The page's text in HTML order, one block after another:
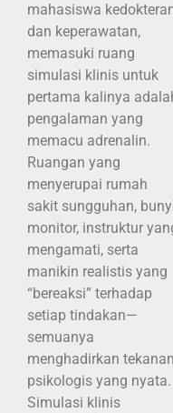
mahasiswa
dan keperawatan,
memasuki ruang
simulasi klinis untuk
pertama kalinya
pengalaman yang
memacu adrenalin.
Ruangan yang
menyerupai rumah
sakit sungguhan,
monitor, instruktur
mengamati, serta
manikin realistis yang
“bereaksi” terhadap
setiap tindakan—
semuanya
menghadirkan tekanan
psikologis yang nyata.
Simulasi klinis